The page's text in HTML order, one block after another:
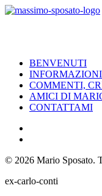
BENVENUTI
INFORMAZIONI
COMMENTI,
AMICI DI
CONTATTAMI
© 2026 Mario Sposato.
ex-carlo-conti